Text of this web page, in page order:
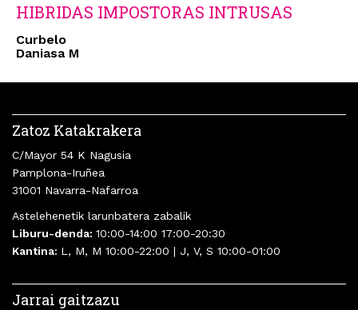
HIBRIDAS IMPOSTORAS INTRUSAS
Curbelo
Daniasa M
Zatoz Katakrakera
C/Mayor 54 K Nagusia
Pamplona-Iruñea
31001 Navarra-Nafarroa
Astelehenetik larunbatera zabalik
Liburu-denda: 10:00-14:00 17:00-20:30
Kantina: L, M, M 10:00-22:00 | J, V, S 10:00-01:00
Jarrai gaitzazu